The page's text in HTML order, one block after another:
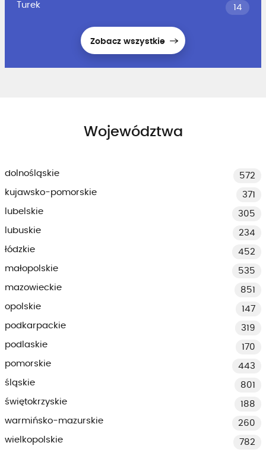
Turek
14
Zobacz wszystkie
Województwa
dolnośląskie
572
kujawsko-pomorskie
371
lubelskie
305
lubuskie
234
łódzkie
452
małopolskie
535
mazowieckie
851
opolskie
147
podkarpackie
319
podlaskie
170
pomorskie
443
śląskie
801
świętokrzyskie
188
warmińsko-mazurskie
260
wielkopolskie
782